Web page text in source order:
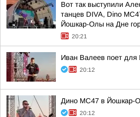
Вот так выступили
танцев DIVA, Dino
Йошкар-Олы на Дне
20:21
Иван Валеев поет
20:12
Дино МС47 в Йошкар-
20:12